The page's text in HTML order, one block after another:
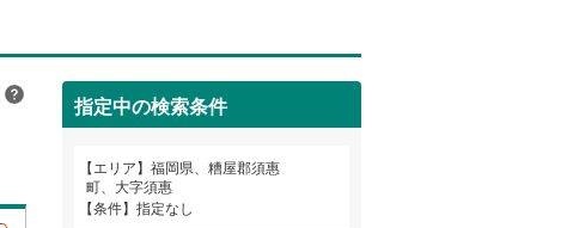
指定中の検索条件
エリア
福岡県、糟屋郡須惠
町、大字須惠
条件
指定なし
城南区(9)
直方市(19)
福岡市地下鉄七隈線(1)
西鉄太宰府線(0)
筑豊電気鉄道(0)
甘木鉄道(0)
太陽光発電システム（0）